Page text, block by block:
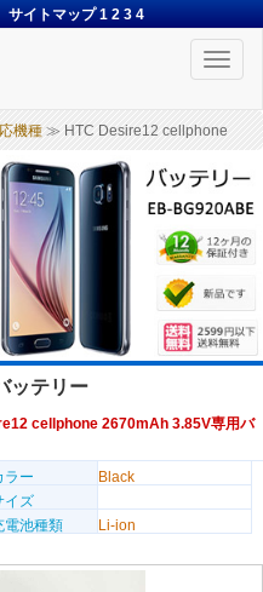
サイトマップ1 2 3 4
Toggle
機種 ≫ HTC Desire12 cellphone
ッテリー
cellphone 2670mAh 3.85V専用バ
ラー
Black
イズ
電池種類
Li-ion